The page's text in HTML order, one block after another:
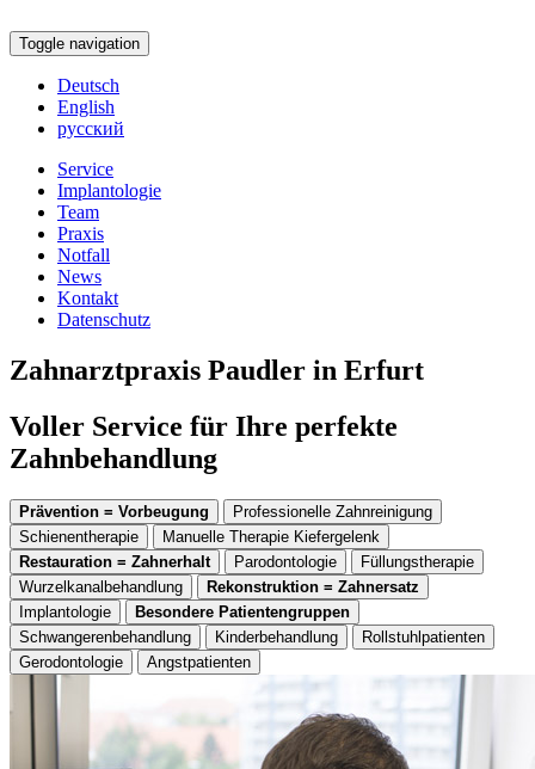
Toggle navigation
Deutsch
English
русский
Service
Implantologie
Team
Praxis
Notfall
News
Kontakt
Datenschutz
Zahnarztpraxis Paudler in Erfurt
Voller Service für Ihre perfekte
Zahnbehandlung
Prävention = Vorbeugung
Professionelle Zahnreinigung
Schienentherapie
Manuelle Therapie Kiefergelenk
Restauration = Zahnerhalt
Parodontologie
Füllungstherapie
Wurzelkanalbehandlung
Rekonstruktion = Zahnersatz
Implantologie
Besondere Patientengruppen
Schwangerenbehandlung
Kinderbehandlung
Rollstuhlpatienten
Gerodontologie
Angstpatienten